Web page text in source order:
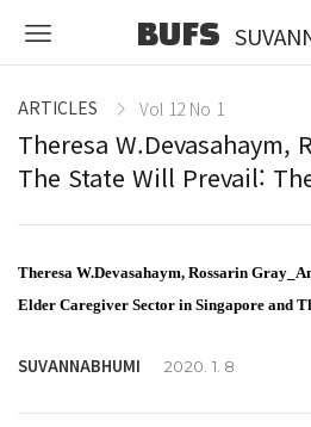
BUFS
ARTICLES Vol 12 No 1
Theresa W.Devasahaym,
The State Will Prevail:
Theresa W.Devasahaym, Rossarin Gray
Elder Caregiver Sector in Singapore and
SUVANNABHUMI 2020. 1. 8